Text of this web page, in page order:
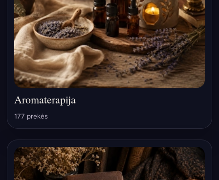
Aromaterapija
177 prekės